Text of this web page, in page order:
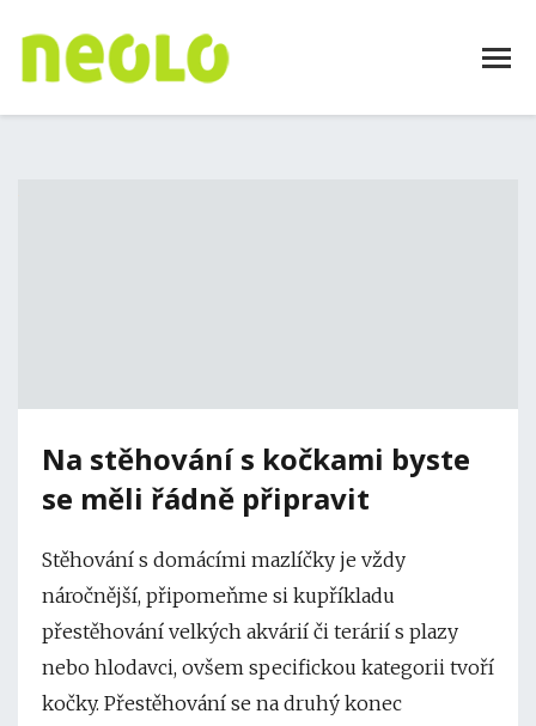
Na stěhování s kočkami byste
se měli řádně připravit
Stěhování s domácími mazlíčky je vždy
náročnější, připomeňme si kupříkladu
přestěhování velkých akvárií či terárií s plazy
nebo hlodavci, ovšem specifickou kategorii tvoří
kočky. Přestěhování se na druhý konec